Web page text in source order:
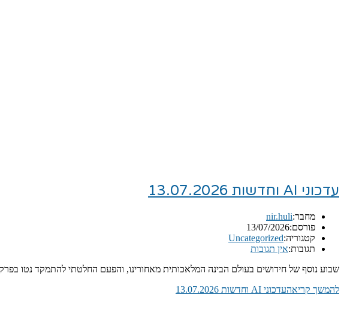
עדכוני AI וחדשות 13.07.2026
מחבר:nir.huli
פורסם:13/07/2026
קטגוריה:Uncategorized
תגובות:אין תגובות
שבוע נוסף של חידושים בעולם הבינה המלאכותית מאחורינו, והפעם החלטתי להתמקד נטו
להמשך קריאהעדכוני AI וחדשות 13.07.2026